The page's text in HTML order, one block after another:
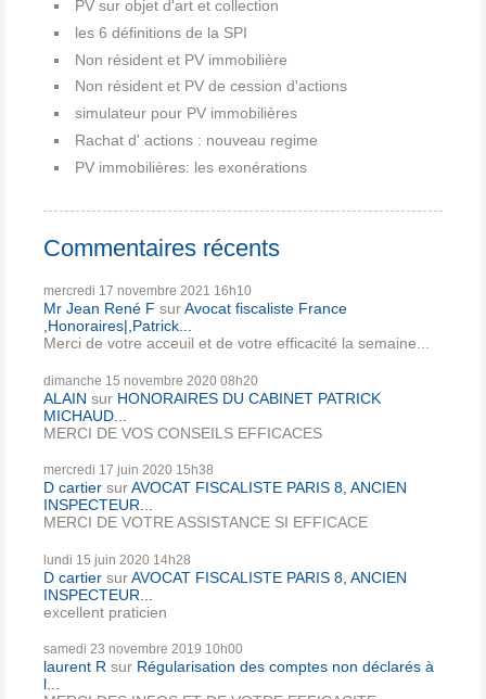
PV sur objet d'art et collection
les 6 définitions de la SPI
Non résident et PV immobilière
Non résident et PV de cession d'actions
simulateur pour PV immobilières
Rachat d' actions : nouveau regime
PV immobilières: les exonérations
Commentaires récents
mercredi 17 novembre 2021 16h10
Mr Jean René F surAvocat fiscaliste France
,Honoraires|,Patrick...
Merci de votre acceuil et de votre efficacité la semaine...
dimanche 15 novembre 2020 08h20
ALAIN sur HONORAIRES DU CABINET PATRICK
MICHAUD...
MERCI DE VOS CONSEILS EFFICACES
mercredi 17 juin 2020 15h38
D cartier surAVOCAT FISCALISTE PARIS 8, ANCIEN
INSPECTEUR...
MERCI DE VOTRE ASSISTANCE SI EFFICACE
lundi 15 juin 2020 14h28
D cartier surAVOCAT FISCALISTE PARIS 8, ANCIEN
INSPECTEUR...
excellent praticien
samedi 23 novembre 2019 10h00
laurent R sur Régularisation des comptes non déclarés à
l...